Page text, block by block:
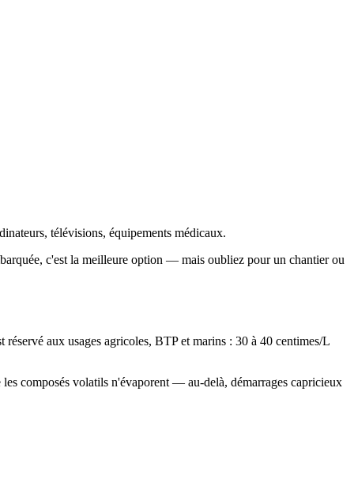
télévisions, équipements médicaux.
c'est la meilleure option — mais oubliez pour un chantier ou
aux usages agricoles, BTP et marins : 30 à 40 centimes/L
composés volatils n'évaporent — au-delà, démarrages capricieux